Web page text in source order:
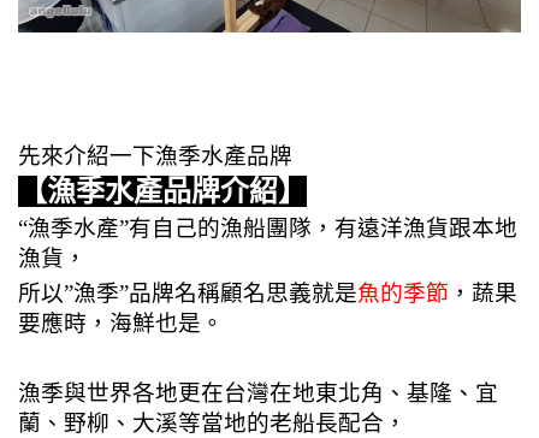
先來介紹一下漁季水產品牌
【漁季水產品牌介紹】
“漁季水產”有自己的漁船團隊，有遠洋漁貨跟本地
漁貨，
所以”漁季”品牌名稱顧名思義就是魚的季節 ， 蔬果
要應時，海鮮也是。
漁季與世界各地更在台灣在地東北角、基隆、宜
蘭、野柳、大溪等當地的老船長配合，